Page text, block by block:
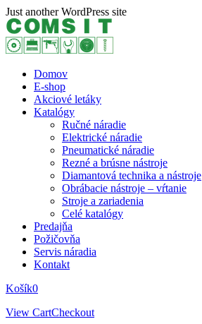
Skip
to
content
Just another WordPress site
Domov
E-shop
Akciové letáky
Katalógy
Ručné náradie
Elektrické náradie
Pneumatické náradie
Rezné a brúsne nástroje
Diamantová technika a nástroje
Obrábacie nástroje – vŕtanie
Stroje a zariadenia
Celé katalógy
Predajňa
Požičovňa
Servis náradia
Kontakt
Košík0
View CartCheckout